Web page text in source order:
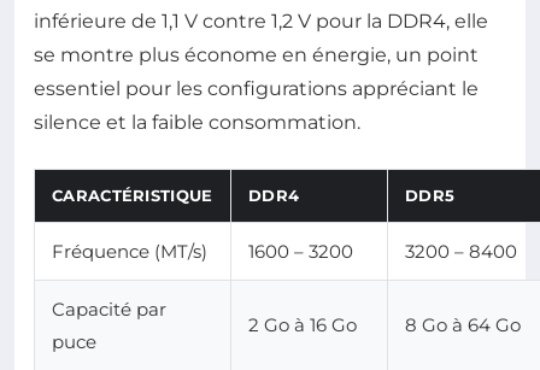
inférieure de 1,1 V contre 1,2 V pour la DDR4, elle
se montre plus économe en énergie, un point
essentiel pour les configurations appréciant le
silence et la faible consommation.
CARACTÉRISTIQUE DDR4 DDR5
Fréquence (MT/s) 1600 – 3200 3200 – 8400
Capacité par
puce
2 Go à 16 Go 8 Go à 64 Go